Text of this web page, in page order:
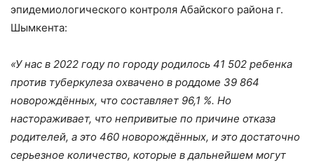
эпидемиологического контроля Абайского района г.
Шымкента:
«У нас в 2022 году по городу родилось 41 502 ребенка
против туберкулеза охвачено в роддоме 39 864
новорождённых, что составляет 96,1 %. Но
настораживает, что непривитые по причине отказа
родителей, а это 460 новорождённых, и это достаточно
серьезное количество, которые в дальнейшем могут